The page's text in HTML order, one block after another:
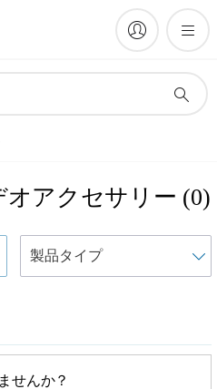
アクセサリー (0)
せんか？